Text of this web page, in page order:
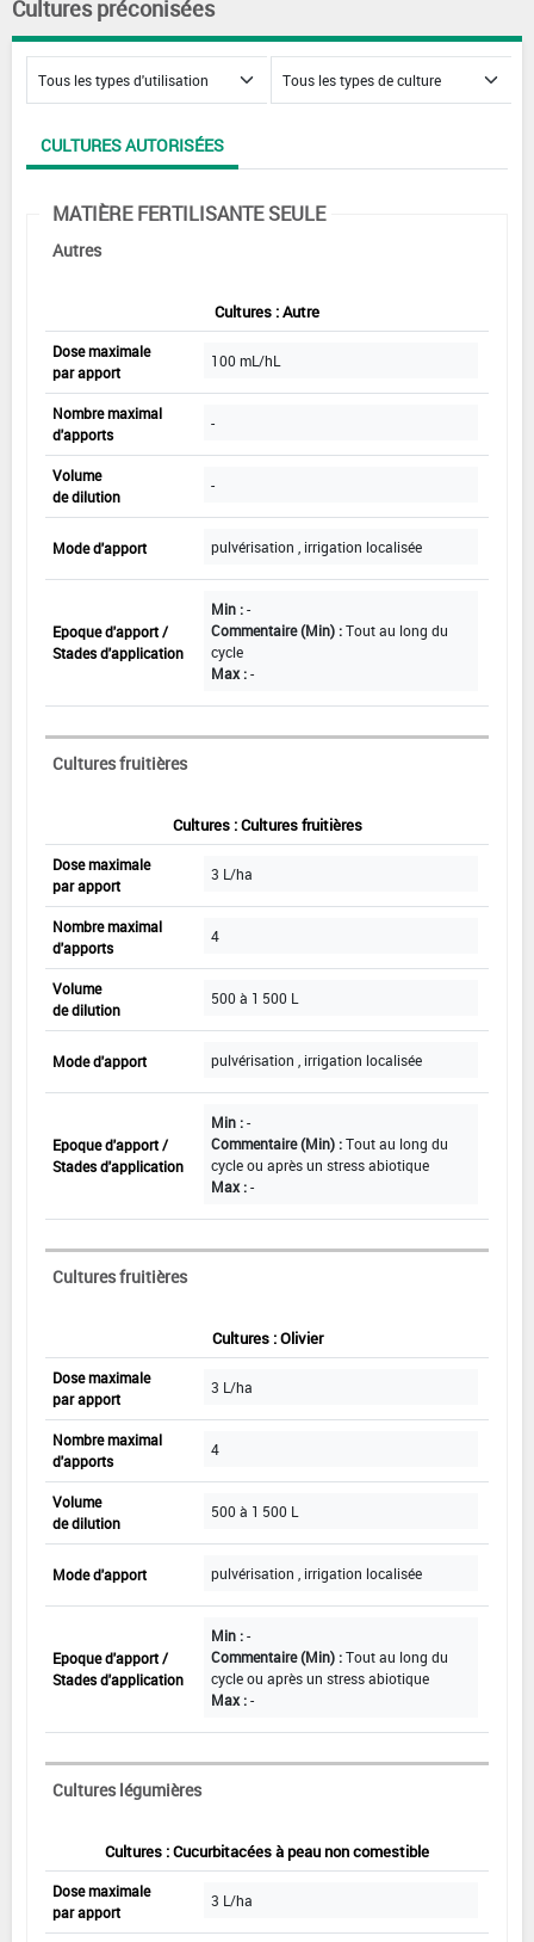
Cultures préconisées
CULTURES AUTORISÉES
MATIÈRE FERTILISANTE SEULE
Autres
Cultures : Autre
Dose maximale
par apport
100 mL/hL
Nombre maximal
d'apports
-
Volume
de dilution
-
Mode d'apport pulvérisation , irrigation localisée
Epoque d'apport /
Stades d'application
Min :-
Commentaire (Min) :Tout au long du
cycle
Max :-
Cultures fruitières
Cultures : Cultures fruitières
Dose maximale
par apport
3 L/ha
Nombre maximal
d'apports
4
Volume
de dilution
500 à 1 500 L
Mode d'apport pulvérisation , irrigation localisée
Epoque d'apport /
Stades d'application
Min :-
Commentaire (Min) :Tout au long du
cycle ou après un stress abiotique
Max :-
Cultures fruitières
Cultures : Olivier
Dose maximale
par apport
3 L/ha
Nombre maximal
d'apports
4
Volume
de dilution
500 à 1 500 L
Mode d'apport pulvérisation , irrigation localisée
Epoque d'apport /
Stades d'application
Min :-
Commentaire (Min) :Tout au long du
cycle ou après un stress abiotique
Max :-
Cultures légumières
Cultures : Cucurbitacées à peau non comestible
Dose maximale
par apport
3 L/ha